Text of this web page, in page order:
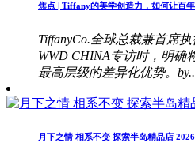
焦点 | Tiffany的美学创造力，如何让百
TiffanyCo.全球总裁兼首席
WWD CHINA专访时，明确
最高层级的差异化优势。by..
月下之情 相系不变 探索半岛精品店